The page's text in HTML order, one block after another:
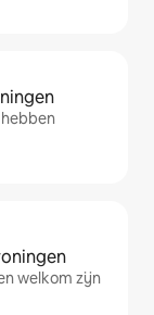
welkom zijn